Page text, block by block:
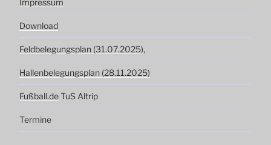
Impressum
Download
Feldbelegungsplan (31.07.2025),
Hallenbelegungsplan (28.11.2025)
Fußball.deTuS Altrip
Termine